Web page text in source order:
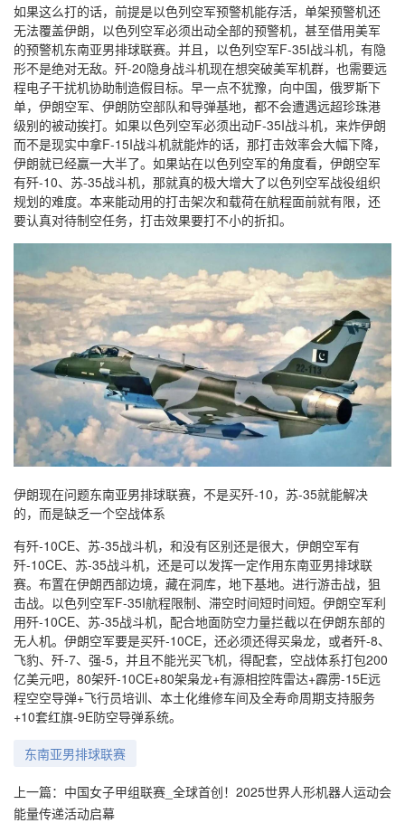
如果这么打的话，前提是以色列空军预警机能存活，单架预警机还
无法覆盖伊朗，以色列空军必须出动全部的预警机，甚至借用美军
的预警机东南亚男排球联赛。并且，以色列空军F-35I战斗机，有隐
形不是绝对无敌。歼-20隐身战斗机现在想突破美军机群，也需要远
程电子干扰机协助制造假目标。早一点不犹豫，向中国，俄罗斯下
单，伊朗空军、伊朗防空部队和导弹基地，都不会遭遇远超珍珠港
级别的被动挨打。如果以色列空军必须出动F-35I战斗机，来炸伊朗
而不是现实中拿F-15I战斗机就能炸的话，那打击效率会大幅下降，
伊朗就已经赢一大半了。如果站在以色列空军的角度看，伊朗空军
有歼-10、苏-35战斗机，那就真的极大增大了以色列空军战役组织
规划的难度。本来能动用的打击架次和载荷在航程面前就有限，还
要认真对待制空任务，打击效果要打不小的折扣。
伊朗现在问题东南亚男排球联赛，不是买歼-10，苏-35就能解决
的，而是缺乏一个空战体系
有歼-10CE、苏-35战斗机，和没有区别还是很大，伊朗空军有
歼-10CE、苏-35战斗机，还是可以发挥一定作用东南亚男排球联
赛。布置在伊朗西部边境，藏在洞库，地下基地。进行游击战，狙
击战。以色列空军F-35I航程限制、滞空时间短时间短。伊朗空军利
用歼-10CE、苏-35战斗机，配合地面防空力量拦截以在伊朗东部的
无人机。伊朗空军要是买歼-10CE，还必须还得买枭龙，或者歼-8、
飞豹、歼-7、强-5，并且不能光买飞机，得配套，空战体系打包200
亿美元吧，80架歼-10CE+80架枭龙+有源相控阵雷达+霹雳-15E远
程空空导弹+飞行员培训、本土化维修车间及全寿命周期支持服务
+10套红旗-9E防空导弹系统。
东南亚男排球联赛
上一篇： 中国女子甲组联赛_全球首创！2025世界人形机器人运动会
能量传递活动启幕